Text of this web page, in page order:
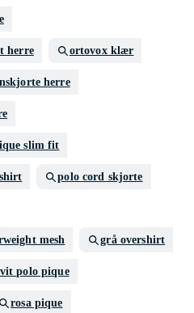
herre ortovox klær
herre
slim fit
polo cord skjorte
mesh grå overshirt
polo pique
rosa pique